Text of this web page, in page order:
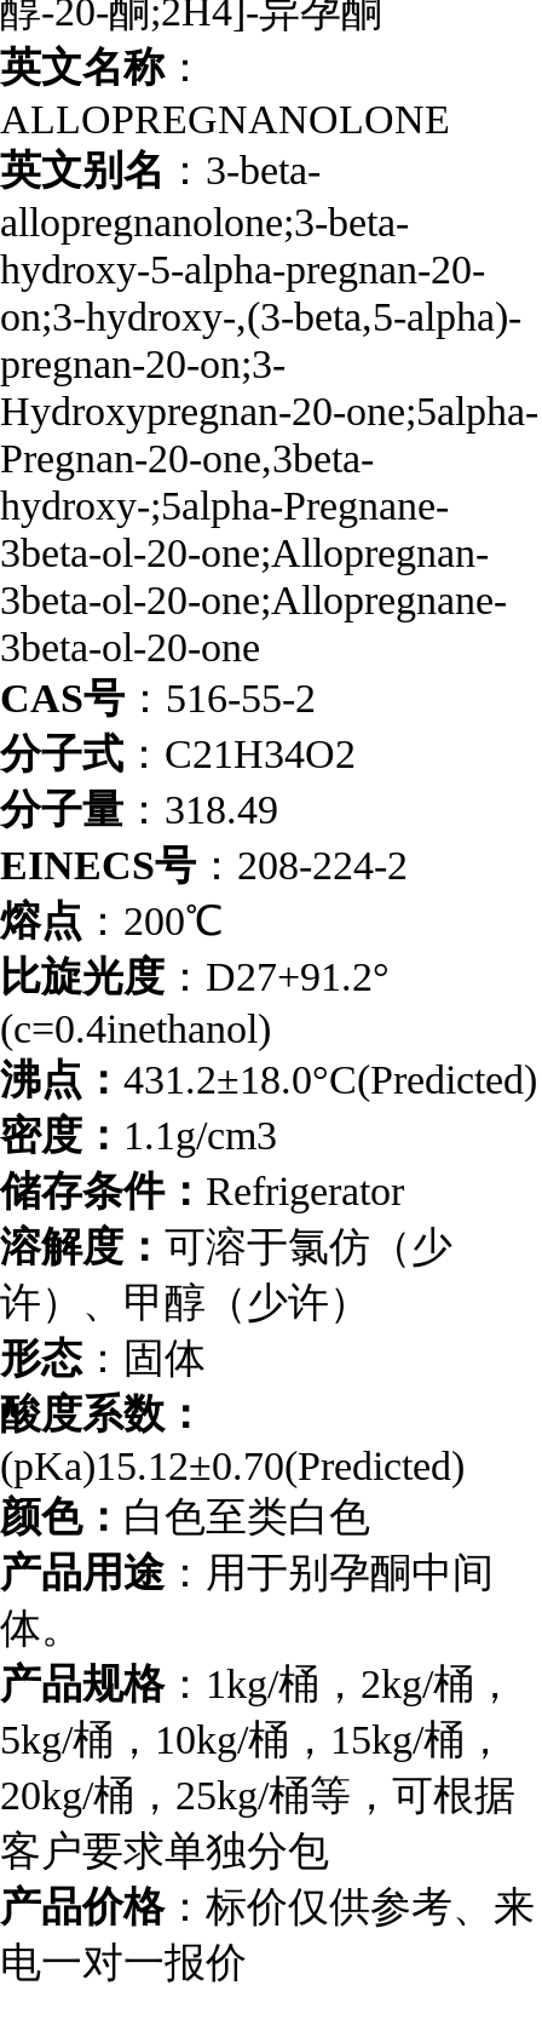
醇-20-酮;2H4]-异孕酮
英文名称：
ALLOPREGNANOLONE
英文别名 ：3-beta-
allopregnanolone;3-beta-
hydroxy-5-alpha-pregnan-20-
on;3-hydroxy-,(3-beta,5-alpha)-
pregnan-20-on;3-
Hydroxypregnan-20-one;5alpha-
Pregnan-20-one,3beta-
hydroxy-;5alpha-Pregnane-
3beta-ol-20-one;Allopregnan-
3beta-ol-20-one;Allopregnane-
3beta-ol-20-one
CAS号 ：516-55-2
分子式 ：C21H34O2
分子量 ：318.49
EINECS号 ：208-224-2
熔点 ：200℃
比旋光度 ：D27+91.2°
(c=0.4inethanol)
沸点： 431.2±18.0°C(Predicted)
密度： 1.1g/cm3
储存条件： Refrigerator
溶解度： 可溶于氯仿（少
许）、甲醇（少许）
形态 ：固体
酸度系数：
(pKa)15.12±0.70(Predicted)
颜色： 白色至类白色
产品用途 ：用于别孕酮中间
体。
产品规格：1kg/桶，2kg/桶，
5kg/桶，10kg/桶，15kg/桶，
20kg/桶，25kg/桶等，可根据
客户要求单独分包
产品价格：标价仅供参考、来
电一对一报价